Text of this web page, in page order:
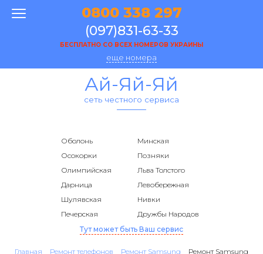
0800 338 297
(097)831-63-33
БЕСПЛАТНО СО ВСЕХ НОМЕРОВ УКРАИНЫ
еще номера
Ай-Яй-Яй
сеть честного сервиса
Оболонь
Минская
Осокорки
Позняки
Олимпийская
Льва Толстого
Дарница
Левобережная
Шулявская
Нивки
Печерская
Дружбы Народов
Тут может быть Ваш сервис
Главная Ремонт телефонов Ремонт Samsung
Ремонт Samsung